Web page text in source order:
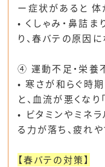
ー症状があると 体
• くしゃみ・鼻詰ま
り、春バテの原因 に
④ 運動不足・栄養
•寒さが和らぐ時
と、血流が悪くなり
• ビタミンやミネ
る力が落ち、疲れや
【春バテの対策】